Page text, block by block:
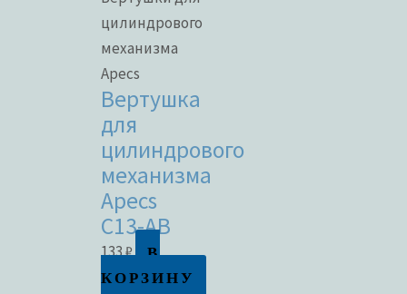
цилиндрового
механизма
Apecs
Вертушка
для
цилиндрового
механизма
Apecs
C13-AB
133₽
В
КОРЗИНУ